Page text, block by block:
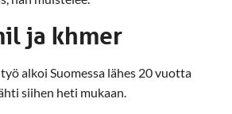
ja khmer
alkoi Suomessa lähes 20 vuotta
siihen heti mukaan.